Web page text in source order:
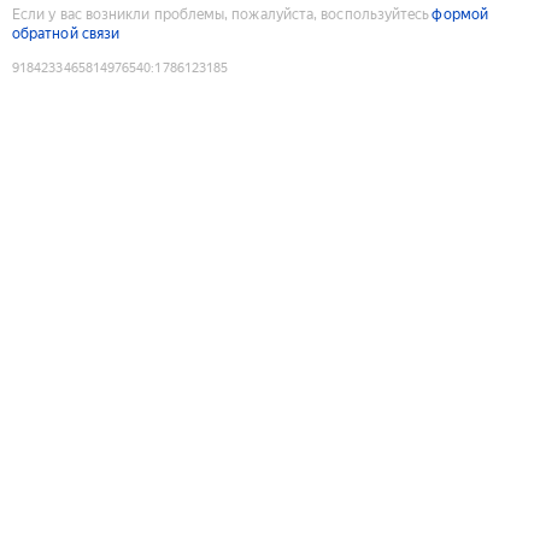
Если у вас возникли проблемы, пожалуйста, воспользуйтесьформой
обратной связи
9184233465814976540:1786123185